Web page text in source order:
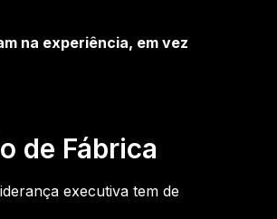
na experiência, em vez
de Fábrica
executiva tem de